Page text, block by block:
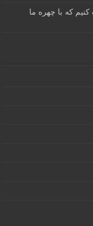
که با چهره ما